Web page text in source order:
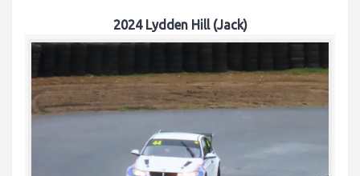
2024 Lydden Hill (Jack)